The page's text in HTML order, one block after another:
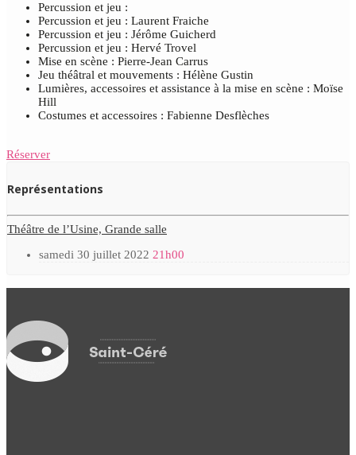
Percussion et jeu :
Percussion et jeu : Laurent Fraiche
Percussion et jeu : Jérôme Guicherd
Percussion et jeu : Hervé Trovel
Mise en scène : Pierre-Jean Carrus
Jeu théâtral et mouvements : Hélène Gustin
Lumières, accessoires et assistance à la mise en scène : Moïse
Hill
Costumes et accessoires : Fabienne Desflèches
Réserver
Représentations
Théâtre de l’Usine, Grande salle
samedi 30 juillet 2022 21h00